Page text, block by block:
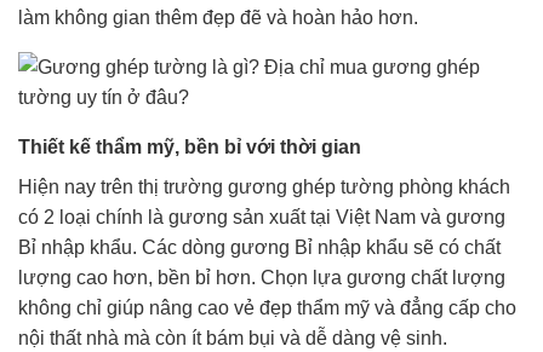
làm không gian thêm đẹp đẽ và hoàn hảo hơn.
Thiết kế thẩm mỹ, bền bỉ với thời gian
Hiện nay trên thị trường gương ghép tường phòng khách
có 2 loại chính là gương sản xuất tại Việt Nam và gương
Bỉ nhập khẩu. Các dòng gương Bỉ nhập khẩu sẽ có chất
lượng cao hơn, bền bỉ hơn. Chọn lựa gương chất lượng
không chỉ giúp nâng cao vẻ đẹp thẩm mỹ và đẳng cấp cho
nội thất nhà mà còn ít bám bụi và dễ dàng vệ sinh.